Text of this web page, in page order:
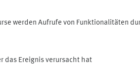
werden Aufrufe von Funktionalitäten
das Ereignis verursacht hat